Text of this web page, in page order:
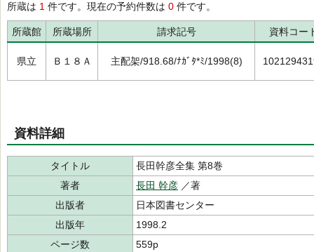
所蔵は 1 件です。現在の予約件数は 0 件です。
所蔵館 所蔵場所 請求記号 資料コー
県立 Ｂ１８Ａ 主配架/918.68/ﾅｶﾞﾀ*ﾐ/1998(8)
資料詳細
タイトル
長田幹彦全集 第8巻
著者
長田 幹彦 ／著
出版者
日本図書センター
出版年
1998.2
ページ数
559p